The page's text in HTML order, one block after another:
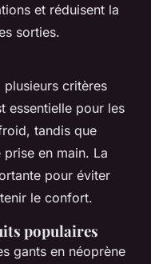
et réduisent la
sorties.
critères
essentielle pour les
tandis que
en main. La
pour éviter
le confort.
populaires
gants en néoprène